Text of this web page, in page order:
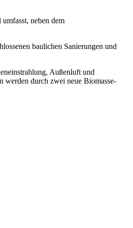
neben dem
baulichen Sanierungen und
Außenluft und
werden durch zwei neue Biomasse-